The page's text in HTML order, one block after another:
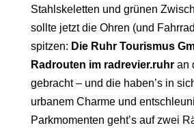
Stahlskeletten und grünen
sollte jetzt die Ohren (und
spitzen: Die Ruhr Tourismus
Radrouten im radrevier.ruhran
gebracht – und die haben’s in
urbanem Charme und
Parkmomenten geht’s auf zwei